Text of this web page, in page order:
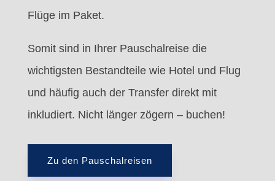
Flüge im Paket.
Somit sind in Ihrer Pauschalreise die
wichtigsten Bestandteile wie Hotel und Flug
und häufig auch der Transfer direkt mit
inkludiert. Nicht länger zögern – buchen!
Zu den Pauschalreisen